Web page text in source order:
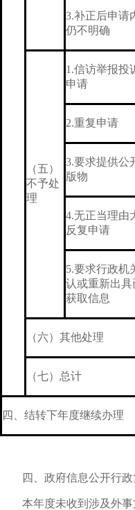
3.补正后申请
仍不明确
（五）
不予处
理
1.信访举报投
申请
2.重复申请
3.要求提供公
版物
4.无正当理由
反复申请
5.要求行政机
认或重新出具
获取信息
（六）其他处理
（七）总计
四、结转下年度继续办理
四、政府信息公开行政
本年度未收到涉及外事